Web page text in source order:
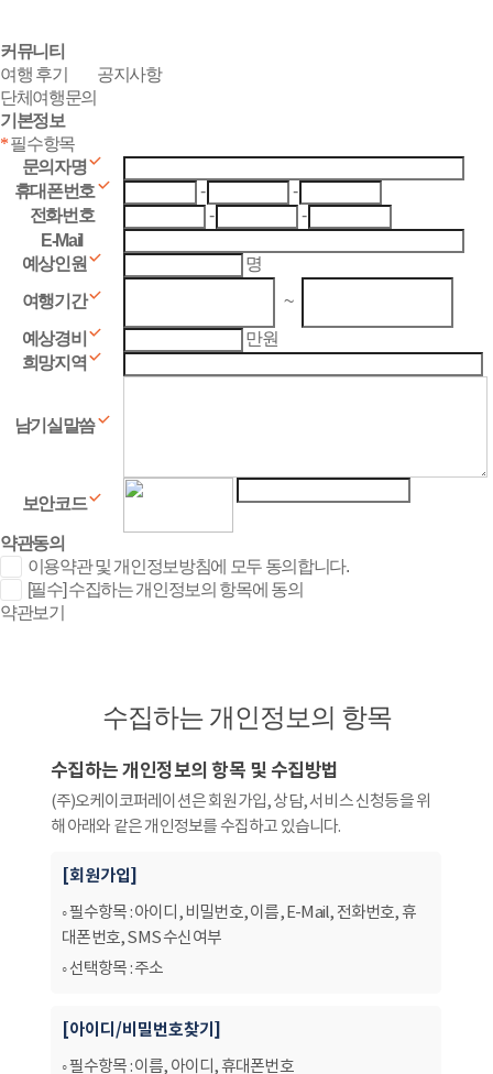
커뮤니티
여행 후기
공지사항
단체여행문의
기본정보
*필수항목
문의자명
휴대폰번호
-
-
전화번호
-
-
E-Mail
예상인원
명
여행기간
~
예상경비
만원
희망지역
남기실말씀
보안코드
약관동의
이용약관 및 개인정보방침에 모두 동의합니다.
[필수] 수집하는 개인정보의 항목에 동의
약관보기
수집하는 개인정보의 항목